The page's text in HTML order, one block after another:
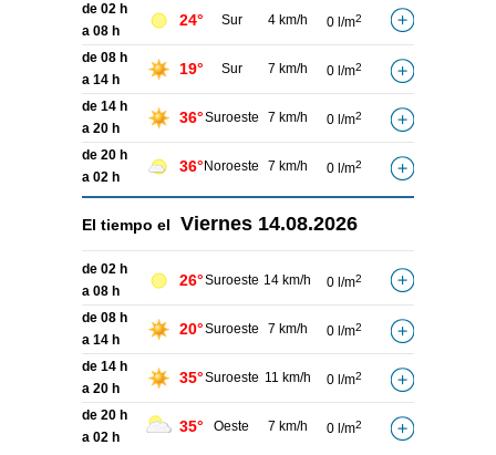
de 02 h
a 08 h
24° Sur 4 km/h 0 l/m2
de 08 h
a 14 h
19° Sur 7 km/h 0 l/m2
de 14 h
a 20 h
36°Suroeste 7 km/h 0 l/m2
de 20 h
a 02 h
36° Noroeste 7 km/h 0 l/m2
El tiempo el Viernes 14.08.2026
de 02 h
a 08 h
26°Suroeste 14 km/h 0 l/m2
de 08 h
a 14 h
20°Suroeste 7 km/h 0 l/m2
de 14 h
a 20 h
35°Suroeste 11 km/h 0 l/m2
de 20 h
a 02 h
35° Oeste 7 km/h 0 l/m2